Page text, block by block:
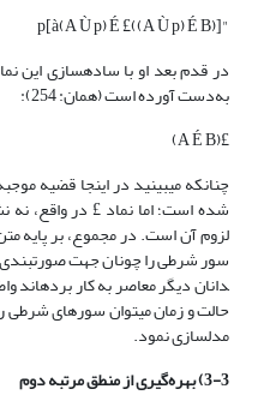
"p[à(A Ù p) É £((A Ù p) É B)]
در قدم بعد او با ساده­سازی این
به‌دست آورده است (همان: 254):
£(A É B)
چنان­که می­بینید در اینجا قضیه
شده است؛ اما نماد £ در واقع، نه
لزوم آن است. در مجموع، بر پایه
دانان دیگر معاصر به کار برده­اند
حالت و زمان می­توان سورهای شرطی
مدل­سازی نمود.
3-3) بهره‌گیری از منطق مرتبه دوم